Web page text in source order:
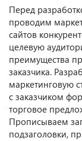
Перед
проводим
сайтов
целевую
преимущества
заказчика.
маркетинговую
с заказчиком
торговое
Прописываем
подзаголовки,